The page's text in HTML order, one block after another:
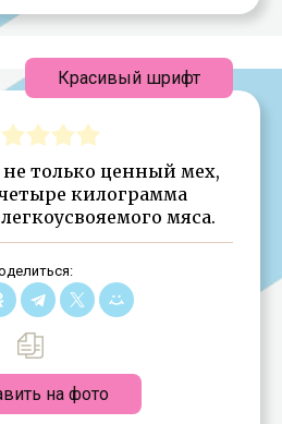
только ценный мех,
килограмма
мяса.
на фото
Красивый шрифт